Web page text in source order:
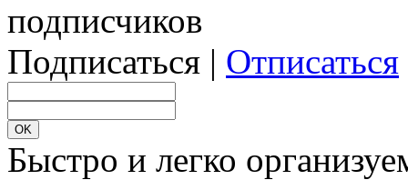
подписчиков
Подписаться | Отписаться
Быстро и легко